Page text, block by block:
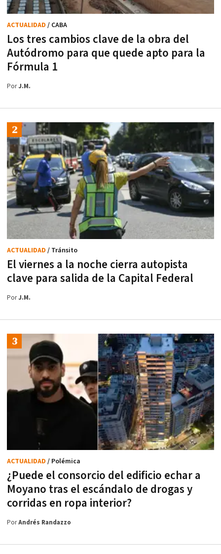
Los tres cambios clave de la obra del
Autódromo para que quede apto para la
Fórmula 1
ACTUALIDAD / CABA
PorJ.M.
El viernes a la noche cierra autopista
clave para salida de la Capital Federal
ACTUALIDAD / Tránsito
PorJ.M.
¿Puede el consorcio del edificio echar a
Moyano tras el escándalo de drogas y
corridas en ropa interior?
ACTUALIDAD / Polémica
PorAndrés Randazzo